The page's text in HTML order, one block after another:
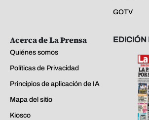
GOTV
Acerca de La Prensa
Quiénes somos
Políticas de Privacidad
Principios de aplicación de IA
Mapa del sitio
Kiosco
EDICIÓN